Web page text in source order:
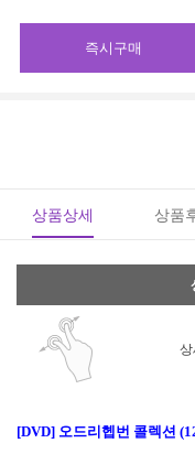
즉시구매
상품상세 상품
[DVD] 오드리헵번 콜렉션